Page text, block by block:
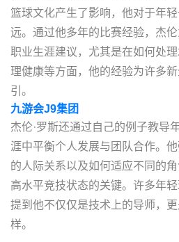
篮球文化产生了影响，他对于年
远。通过他多年的比赛经验，杰
职业生涯建议，尤其是在如何处
理健康等方面，他的经验为许多
引。
九游会J9集团
杰伦·罗斯还通过自己的例子教导
涯中平衡个人发展与团队合作。
的人际关系以及如何适应不同的
高水平竞技状态的关键。许多年
提到他不仅仅是技术上的导师，
样。